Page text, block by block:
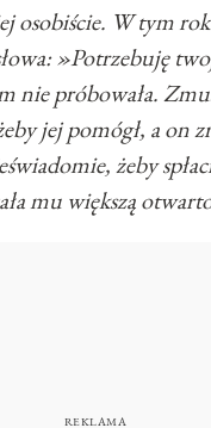
osobiście. W tym
»Potrzebuję
nie próbowała.
jej pomógł, a on
żeby
mu większą